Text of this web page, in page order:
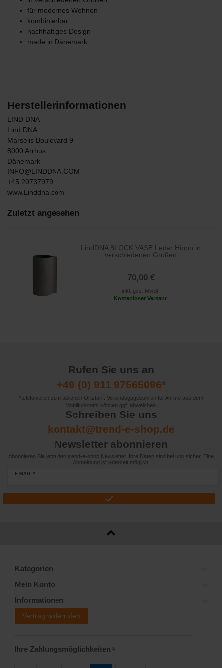
für modernes Wohnen
kombinierbar
nachhaltiges Design
made in Dänemark
Herstellerinformationen
LIND DNA
Lind DNA
Marselis Boulevard 9
8000 Arrhus
Dänemark
INFO@LINDDNA.COM
+45 20737979
www.Linddna.com
Zuletzt angesehen
LindDNA BLOCK VASE Leder Hippo in
verschiedenen Größen
70,00 €
inkl. ges. MwSt.
Kostenloser Versand
Rufen Sie uns an
+49 (0) 911 97565096*
*telefonieren zum üblichen Ortstarif. Verbindugsgebühren für Anrufe aus dem
Mobilfunknetz können ggf. abweichen.
Schreiben Sie uns
kontakt@trend-e-shop.de
Newsletter abonnieren
Abonnieren Sie jetzt den trend-e-shop Newsletter. Ihre Daten sind bei uns sicher. Eine
Abmeldung ist jederzeit möglich.
E-MAIL *
Kategorien
Mein Konto
Informationen
Vertrag widerrufen
Ihre Zahlungsmöglichkeiten 2)